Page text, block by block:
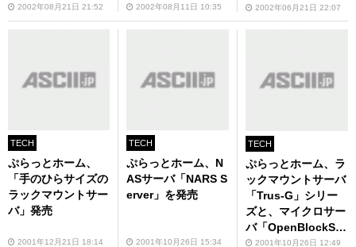
2002年08月21日 21:52 2002年08月11日 10:35 2002年06月21日 22:07
TECH
ぷらっとホーム、
「手のひらサイズの
ラックマウントサー
バ」発売
2001年12月21日 18:14
TECH
ぷらっとホーム、N
ASサーバ「NARS S
erver」を発売
2001年10月26日 15:34
TECH
ぷらっとホーム、ラ
ックマウントサーバ
「Trus-G」シリー
ズと、マイクロサー
バ「OpenBlockS
S」を発売
2001年10月26日 12:49